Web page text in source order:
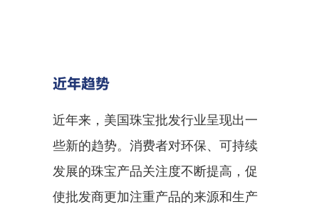
近年趋势
近年来，美国珠宝批发行业呈现出一
些新的趋势。消费者对环保、可持续
发展的珠宝产品关注度不断提高，促
使批发商更加注重产品的来源和生产